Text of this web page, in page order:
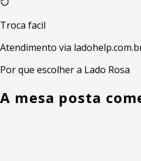
Troca facil
Atendimento via
Por que escolher a Lado Rosa
A mesa posta